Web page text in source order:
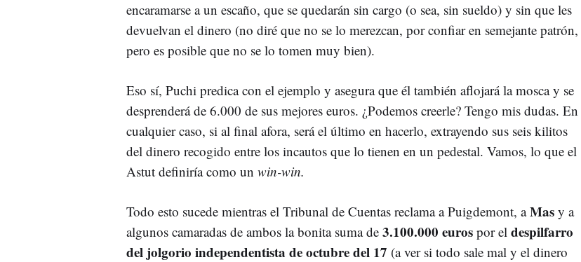
encaramarse a un escaño, que se quedarán sin cargo (o sea, sin sueldo) y sin que les
devuelvan el dinero (no diré que no se lo merezcan, por confiar en semejante patrón,
pero es posible que no se lo tomen muy bien).
Eso sí, Puchi predica con el ejemplo y asegura que él también aflojará la mosca y se
desprenderá de 6.000 de sus mejores euros. ¿Podemos creerle? Tengo mis dudas. En
cualquier caso, si al final afora, será el último en hacerlo, extrayendo sus seis kilitos
del dinero recogido entre los incautos que lo tienen en un pedestal. Vamos, lo que el
Astut definiría como un win-win.
Todo esto sucede mientras el Tribunal de Cuentas reclama a Puigdemont, aMas y a
algunos camaradas de ambos la bonita suma de 3.100.000 euros por el despilfarro
del jolgorio independentista de octubre del 17 (a ver si todo sale mal y el dinero